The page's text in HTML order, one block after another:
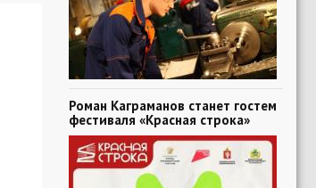
Роман Каграманов станет гостем
фестиваля «Красная строка»